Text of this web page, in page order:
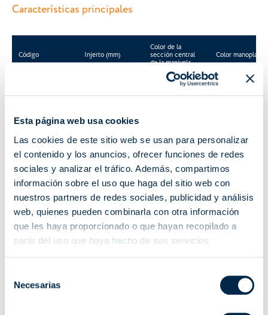
Esta página web usa cookies
Las cookies de este sitio web se usan para personalizar
el contenido y los anuncios, ofrecer funciones de redes
sociales y analizar el tráfico. Además, compartimos
información sobre el uso que haga del sitio web con
nuestros partners de redes sociales, publicidad y análisis
web, quienes pueden combinarla con otra información
que les haya proporcionado o que hayan recopilado a
partir del uso que haya hecho de sus servicios.
Necesarias
Características principales
Código Injerto (mm)
Color de la
sección central
de la manivela
Color manoplas
RAL 9016
7402100N2705
7402120N2605 Tubo Ø13 RAL 9016 RAL 9016
7402120N2607 Tubo Ø13 RAL 9016
7402120N2705 Tubo Ø13 RAL 7035 RAL 7035
7402120N2707 Tubo Ø13 RAL 7035 RAL 7035
7402140N2705 RAL 7035